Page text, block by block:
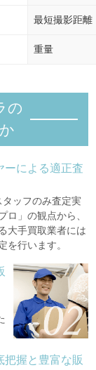
最短撮影距離
重量
の
ーによる適正査
ッフのみ査定実
ロ」の観点から、
大手買取業者には
を行います。
把握と豊富な販